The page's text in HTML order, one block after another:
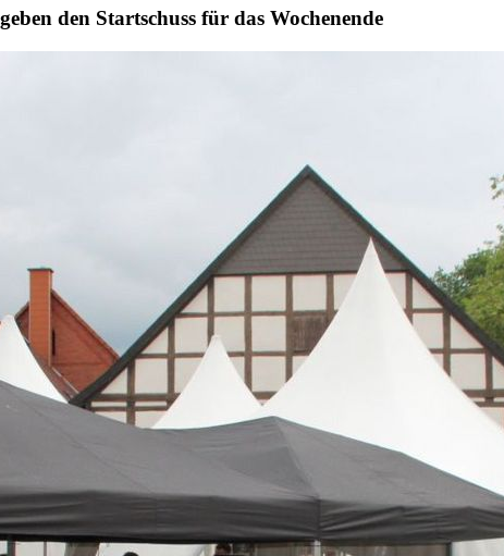
den Startschuss für das Wochenende